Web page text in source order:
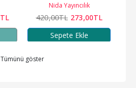
TL
Nida Yayıncılık
420,00TL 273,00TL
Sepete Ekle
Tümünü göster